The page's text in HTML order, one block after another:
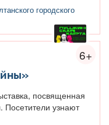
городского
6+
посвященная
узнают